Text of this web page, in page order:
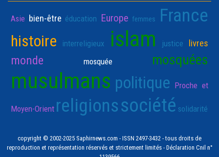
Asie bien-être éducation Europe femmes France
histoire interreligieux islam justice livres
monde mosquée mosquées
musulmans politique Proche et
Moyen-Orient religionssociété solidarité
copyright © 2002-2025 Saphirnews.com - ISSN 2497-3432 - tous droits de
reproduction et représentation réservés et strictement limités - Déclaration Cnil n°